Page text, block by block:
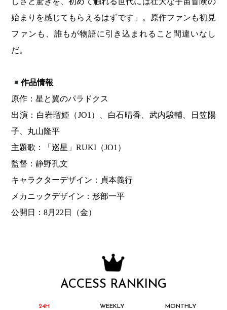
始まりを感じてもらえるはずです」。原作ファンも初見
ファンも、誰もが物語に引き込まれること間違いなし
だ。
作品情報
原作：星と翼のパラドクス
出演：白岩瑠姫（JO1）、白石晴香、武内駿輔、日笠陽
子、丸山隆平
主題歌：「巡星」RUKI（JO1）
監督：静野孔文
キャラクターデザイン：貞本義行
メカニックデザイン：形部一平
公開日：8月22日（金）
ACCESS RANKING
24H WEEKLY MONTHLY